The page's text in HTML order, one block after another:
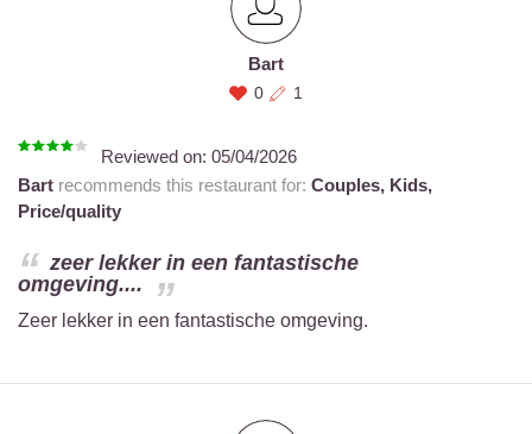
Bart
0 1
Reviewed on: 05/04/2026
Bart recommends this restaurant for: Couples, Kids,
Price/quality
zeer lekker in een fantastische
omgeving....
Zeer lekker in een fantastische omgeving.